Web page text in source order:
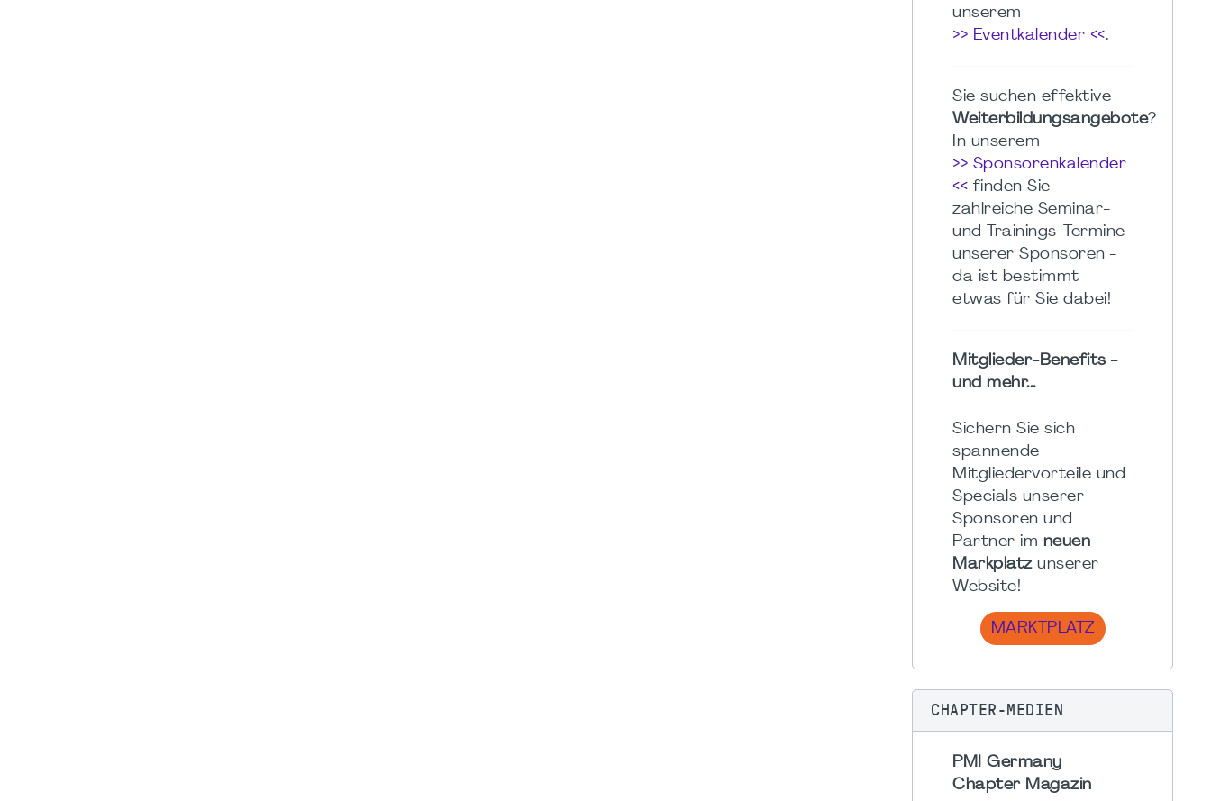
unserem
>> Eventkalender <<.
Sie suchen effektive
Weiterbildungsangebote?
In unserem
>> Sponsorenkalender
<< finden Sie
zahlreiche Seminar-
und Trainings-Termine
unserer Sponsoren -
da ist bestimmt
etwas für Sie dabei!
Mitglieder-Benefits -
und mehr...
Sichern Sie sich
spannende
Mitgliedervorteile und
Specials unserer
Sponsoren und
Partner im neuen
Markplatzunserer
Website!
MARKTPLATZ
CHAPTER-MEDIEN
PMI Germany
Chapter Magazin